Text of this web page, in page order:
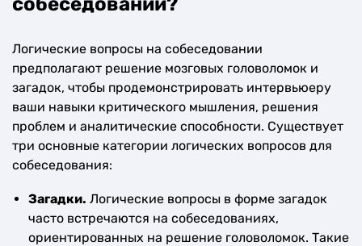
Логические вопросы на собеседовании
предполагают решение мозговых головоломок и
загадок, чтобы продемонстрировать интервьюеру
ваши навыки критического мышления, решения
проблем и аналитические способности. Существует
три основные категории логических вопросов для
собеседования:
Загадки. Логические вопросы в форме загадок
часто встречаются на собеседованиях,
ориентированных на решение головоломок. Такие